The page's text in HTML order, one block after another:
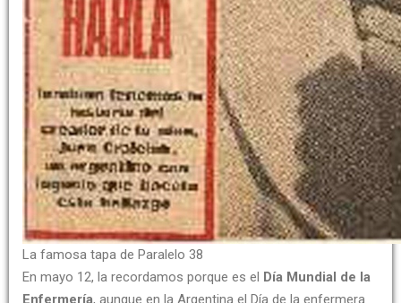
La famosa tapa de Paralelo 38
En mayo 12, la recordamos porque es el Día Mundial de la
Enfermería, aunque en la Argentina el Día de la enfermera